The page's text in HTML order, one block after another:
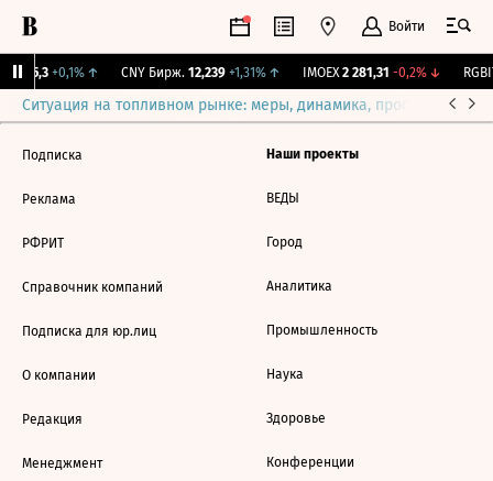
Войти
115,3 +0,1%↑ CNY Бирж. 12,239 +1,31%↑ IMOEX 2 281,31 -0,2%↓
Ситуация на топливном рынке: меры, динамика, прогнозы
Подписка
Реклама
РФРИТ
Справочник компаний
Подписка для юр.лиц
О компании
Редакция
Менеджмент
Наши проекты
ВЕДЫ
Город
Аналитика
Промышленность
Наука
Здоровье
Конференции